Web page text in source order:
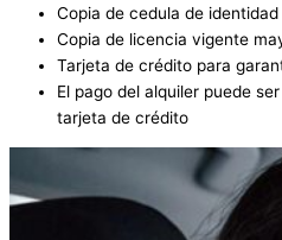
Copia de cedula de
Copia de licencia vigente
Tarjeta de crédito para
El pago del alquiler puede
tarjeta de crédito